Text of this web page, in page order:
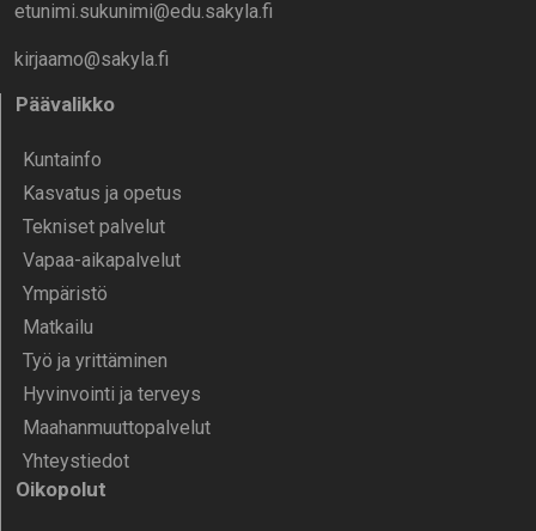
etunimi.sukunimi@edu.sakyla.fi
kirjaamo@sakyla.fi
Päävalikko
Kunta­info
Kasvatus ja opetus
Tekniset palvelut
Vapaa-aika­palvelut
Ympä­ristö
Mat­kailu
Työ ja yrittä­minen
Hyvinvointi ja terveys
Maahanmuuttopalvelut
Yhteystiedot
Oikopolut